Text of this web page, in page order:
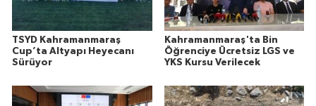
TSYD Kahramanmaraş
Cup’ta Altyapı Heyecanı
Sürüyor
Kahramanmaraş'ta Bin
Öğrenciye Ücretsiz LGS ve
YKS Kursu Verilecek